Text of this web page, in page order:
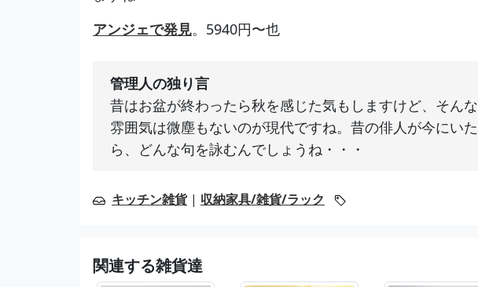
アンジェで発見。5940円〜也
管理人の独り言
昔はお盆が終わったら秋を感じた気もしますけど、そんな
雰囲気は微塵もないのが現代ですね。昔の俳人が今にいた
ら、どんな句を詠むんでしょうね・・・
キッチン雑貨| 収納家具/雑貨/ラック
関連する雑貨達